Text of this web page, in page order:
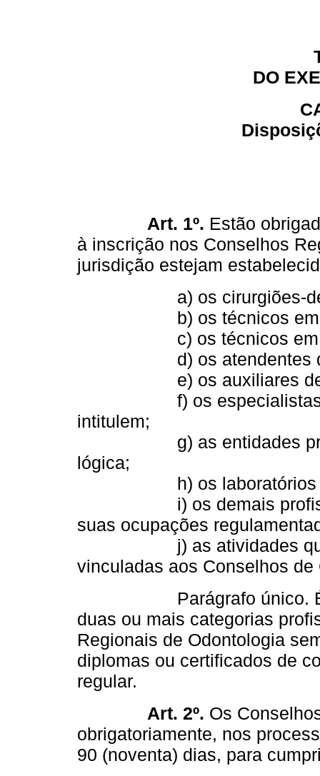
DO
Art. 1º. Estão
à inscrição nos Conselhos
jurisdição estejam
a) os cirurgiões-
b) os técnicos em
c) os técnicos em
d) os atendentes de
e) os auxiliares de
f) os especialistas,
intitulem;
g) as entidades
lógica;
h) os laboratórios de
i) os demais
suas ocupações
j) as atividades que
vinculadas aos Conselhos de
Parágrafo único. É
duas ou mais categorias
Regionais de Odontologia
diplomas ou certificados de
regular.
Art. 2º. Os
obrigatoriamente, nos
90 (noventa) dias, para